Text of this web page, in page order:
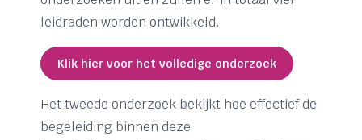
leidraden worden ontwikkeld.
Klik hier voor het volledige onderzoek
Het tweede onderzoek bekijkt hoe effectief de
begeleiding binnen deze